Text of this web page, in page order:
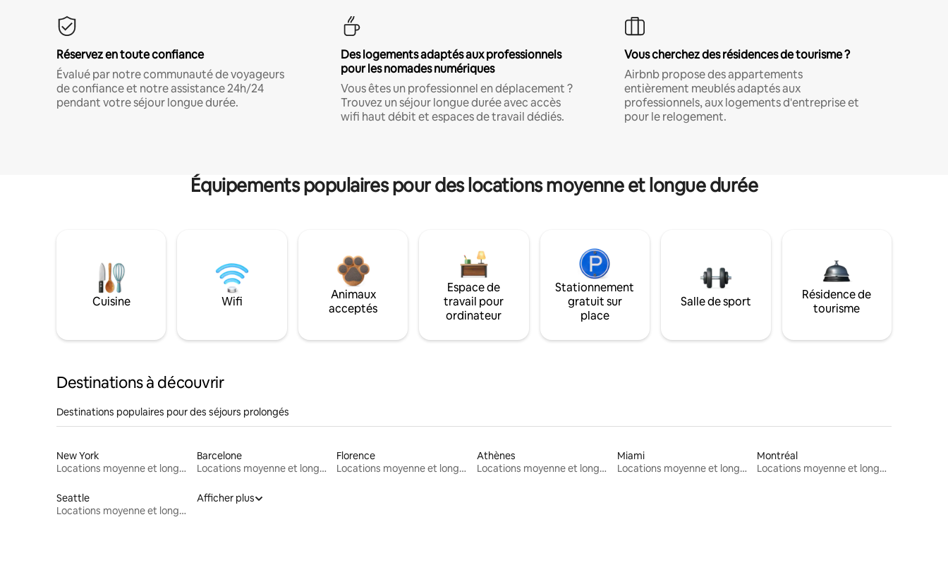
Réservez en toute confiance
Évalué par notre communauté de voyageurs
de confiance et notre assistance 24h/24
pendant votre séjour longue durée.
Des logements adaptés aux professionnels
pour les nomades numériques
Vous êtes un professionnel en déplacement ?
Trouvez un séjour longue durée avec accès
wifi haut débit et espaces de travail dédiés.
Vous cherchez des résidences de tourisme ?
Airbnb propose des appartements
entièrement meublés adaptés aux
professionnels, aux logements d'entreprise et
pour le relogement.
Équipements populaires pour des locations moyenne et longue durée
Cuisine Wifi
Animaux
acceptés
Espace de
travail pour
ordinateur
Stationnement
gratuit sur
place
Salle de sport
Résidence de
tourisme
Destinations à découvrir
Destinations populaires pour des séjours prolongés
New York
Locations moyenne et longue durée
Barcelone
Locations moyenne et longue durée
Florence
Locations moyenne et longue durée
Athènes
Locations moyenne et longue durée
Miami
Locations moyenne et longue durée
Montréal
Locations moyenne et longue durée
Seattle
Locations moyenne et longue durée
Afficher plus